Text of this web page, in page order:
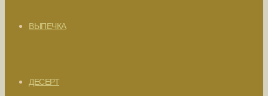
ВЫПЕЧКА
ДЕСЕРТ